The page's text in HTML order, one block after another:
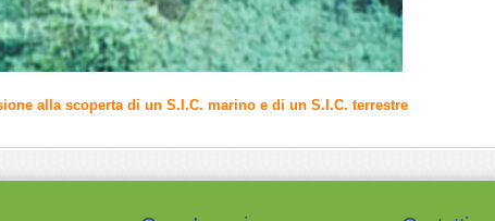
alla scoperta di un S.I.C. marino e di un S.I.C. terrestre